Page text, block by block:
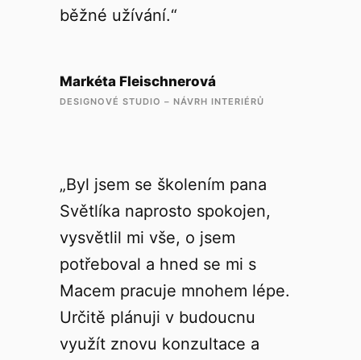
běžné užívání.“
Markéta Fleischnerová
DESIGNOVÉ STUDIO – NÁVRH INTERIÉRŮ
„Byl jsem se školením pana
Světlíka naprosto spokojen,
vysvětlil mi vše, o jsem
potřeboval a hned se mi s
Macem pracuje mnohem lépe.
Určitě plánuji v budoucnu
využít znovu konzultace a